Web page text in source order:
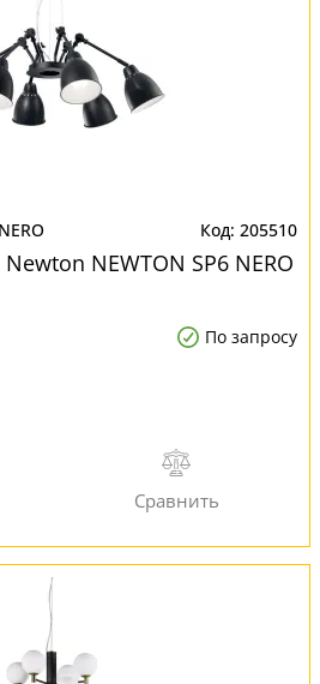
205510
NEWTON SP6 NERO
По запросу